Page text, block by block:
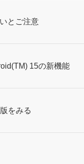
とご注意
15の新機能
をみる